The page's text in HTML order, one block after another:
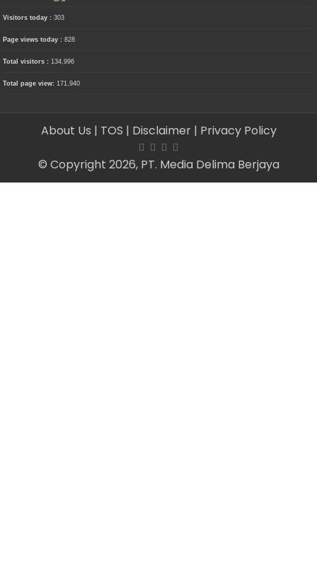
Visitors today :303
Page views today :828
Total visitors : 134,996
Total page view: 171,940
About Us | TOS | Disclaimer | Privacy Policy
© Copyright 2026, PT. Media Delima Berjaya